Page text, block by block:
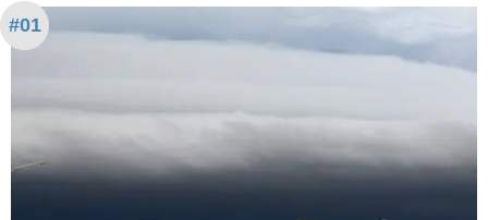
#01